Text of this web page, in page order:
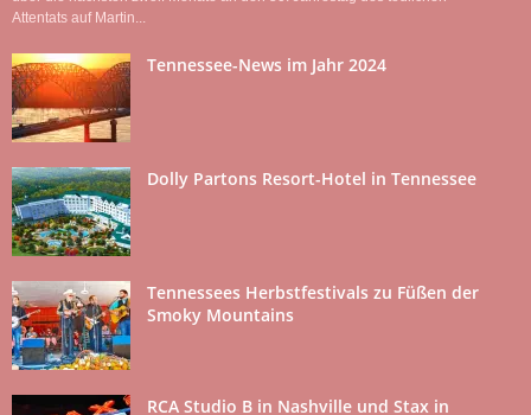
Attentats auf Martin...
Tennessee-News im Jahr 2024
Dolly Partons Resort-Hotel in Tennessee
Tennessees Herbstfestivals zu Füßen der
Smoky Mountains
RCA Studio B in Nashville und Stax in